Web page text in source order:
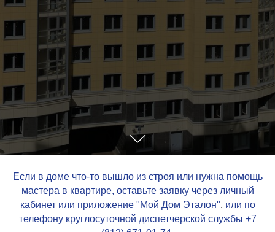
Если в доме что-то вышло из строя или нужна помощь
мастера в квартире, оставьте заявку через личный
кабинет или приложение "Мой Дом Эталон", или по
телефону круглосуточной диспетчерской службы +7